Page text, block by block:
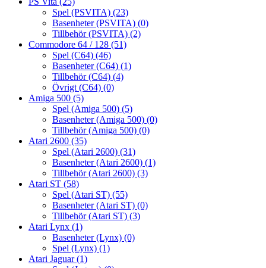
Spel (PSVITA) (23)
Basenheter (PSVITA) (0)
Tillbehör (PSVITA) (2)
Commodore 64 / 128 (51)
Spel (C64) (46)
Basenheter (C64) (1)
Tillbehör (C64) (4)
Övrigt (C64) (0)
Amiga 500 (5)
Spel (Amiga 500) (5)
Basenheter (Amiga 500) (0)
Tillbehör (Amiga 500) (0)
Atari 2600 (35)
Spel (Atari 2600) (31)
Basenheter (Atari 2600) (1)
Tillbehör (Atari 2600) (3)
Atari ST (58)
Spel (Atari ST) (55)
Basenheter (Atari ST) (0)
Tillbehör (Atari ST) (3)
Atari Lynx (1)
Basenheter (Lynx) (0)
Spel (Lynx) (1)
Atari Jaguar(1)